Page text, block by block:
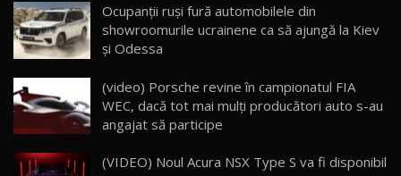
23
Lynk & Co 01 / Test Drive AutoBlog.MD
25:19
24
Van Electric Testat în Moldova / AutoBlog.MD
26:38
25
mai Exclusiv și Puternic Defender Testat în
Ocupanții ruși fură automobilele din
showroomurile ucrainene ca să ajungă la Kiev
și Odessa
(video) Porsche revine în campionatul FIA
WEC, dacă tot mai mulţi producători auto s-au
angajat să participe
(VIDEO) Noul Acura NSX Type S va fi disponibil